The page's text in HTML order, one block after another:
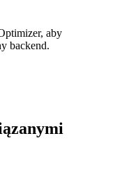
aby
backend.